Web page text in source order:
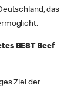
das
BEST Beef
Ziel der